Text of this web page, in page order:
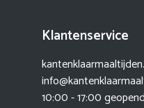
Klantenservice
10:00 - 17:00 geopend